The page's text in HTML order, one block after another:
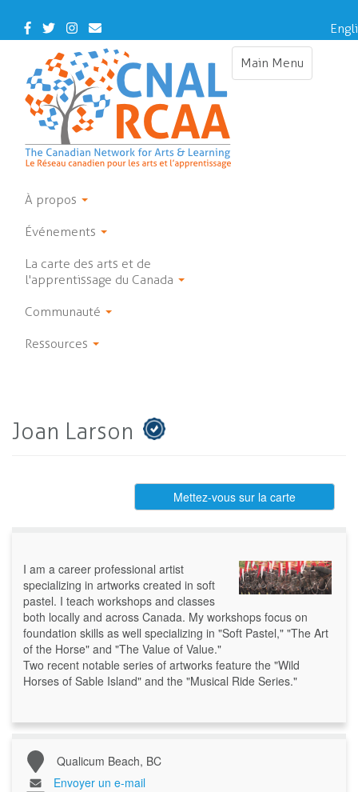
main
Facebook
TwitterInstagram
Contact
Us
Main Menu
Toggle
À propos
Événements
La carte des arts et de
l'apprentissage du Canada
Communauté
Ressources
Joan Larson
Mettez-vous sur la carte
I am a career professional artist
specializing in artworks created in soft
pastel. I teach workshops and classes
both locally and across Canada. My workshops focus on
foundation skills as well specializing in "Soft Pastel," "The Art
of the Horse" and "The Value of Value."
Two recent notable series of artworks feature the "Wild
Horses of Sable Island" and the "Musical Ride Series."
Qualicum Beach, BC
Envoyer un e-mail